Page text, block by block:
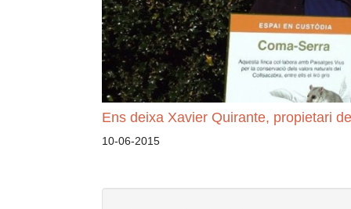
Ens deixa Xavier Quirante, propietari
10-06-2015